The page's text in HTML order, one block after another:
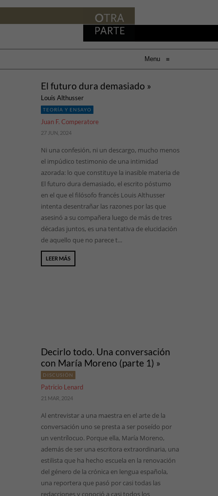
Menu ≡
El futuro dura demasiado »
Louis Althusser
TEORÍA Y ENSAYO
Juan F. Comperatore
27 JUN, 2024
Ni una confesión, ni un descargo, mucho menos
el impúdico testimonio de una intimidad
azorada: lo que constituye la inasible materia de
El futuro dura demasiado, el escrito póstumo
en el que el filósofo francés Louis Althusser
intenta desentrañar las razones por las que
asesinó a su compañera luego de más de tres
décadas juntos, es una tentativa de elucidación
de aquello que no parece t...
LEER MÁS
Decirlo todo. Una conversación
con María Moreno (parte 1) »
DISCUSIÓN
Patricio Lenard
21 MAR, 2024
Al entrevistar a una maestra en el arte de la
conversación uno se presta a ser poseído por
un ventrílocuo. Porque ella, María Moreno,
además de ser una escritora extraordinaria, una
estilista que ha hecho escuela en la renovación
del género de la crónica en lengua española,
una reportera que pasó por casi todas las
redacciones y conoció a casi todos los